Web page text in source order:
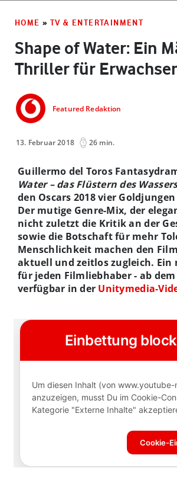
HOME » TV & ENTERTAINMENT
Shape of Water: Ein
Thriller für
Featured Redaktion
13. Februar 2018 26 min.
Guillermo del Toros
Water – das Flüstern des
den Oscars 2018 vier
Der mutige Genre-Mix, der
nicht zuletzt die Kritik an der
sowie die Botschaft für mehr
Menschlichkeit machen den
aktuell und zeitlos zugleich. Ein
für jeden Filmliebhaber - ab dem
verfügbar in der Unitymedia-